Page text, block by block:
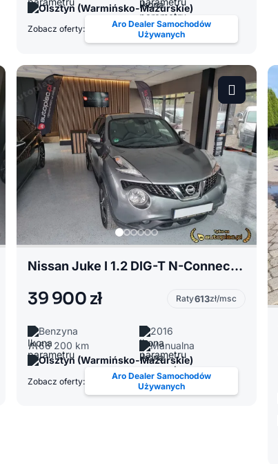
Olsztyn (Warmińsko-Mazurskie)
Zobacz oferty:
Aro Dealer Samochodów
Używanych
Nissan Juke I 1.2 DIG-T N-Connecta Igła
39 900 zł Raty613zł/msc
Benzyna
2016
66 200 km
Manualna
Olsztyn (Warmińsko-Mazurskie)
Zobacz oferty:
Aro Dealer Samochodów
Używanych